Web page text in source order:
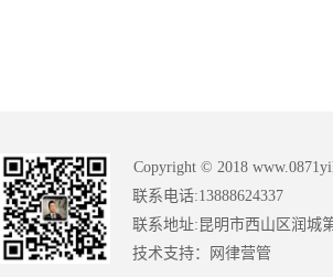
Copyright © 2018
联系电话:13888624337
联系地址:昆明市西山区润城
技术支持：
网律营管